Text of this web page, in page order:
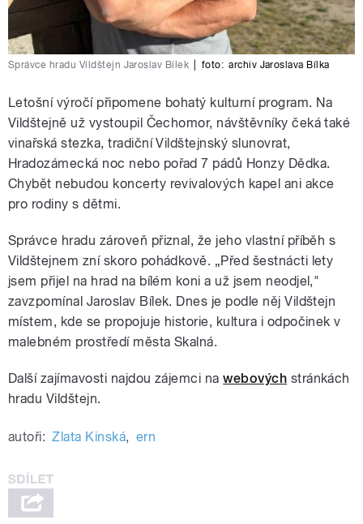
Správce hradu Vildštejn Jaroslav Bílek foto: archiv Jaroslava Bílka
Letošní výročí připomene bohatý kulturní program. Na
Vildštejně už vystoupil Čechomor, návštěvníky čeká také
vinařská stezka, tradiční Vildštejnský slunovrat,
Hradozámecká noc nebo pořad 7 pádů Honzy Dědka.
Chybět nebudou koncerty revivalových kapel ani akce
pro rodiny s dětmi.
Správce hradu zároveň přiznal, že jeho vlastní příběh s
Vildštejnem zní skoro pohádkově. „Před šestnácti lety
jsem přijel na hrad na bílém koni a už jsem neodjel,"
zavzpomínal Jaroslav Bílek. Dnes je podle něj Vildštejn
místem, kde se propojuje historie, kultura i odpočinek v
malebném prostředí města Skalná.
Další zajímavosti najdou zájemci nawebových stránkách
hradu Vildštejn.
autoři: Zlata Kinská, ern